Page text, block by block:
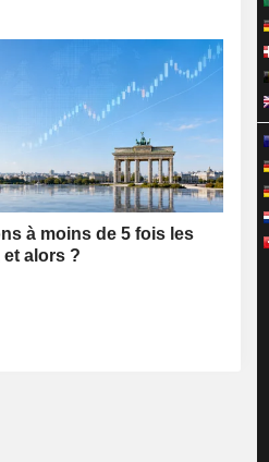
à moins de 5 fois les
et alors ?